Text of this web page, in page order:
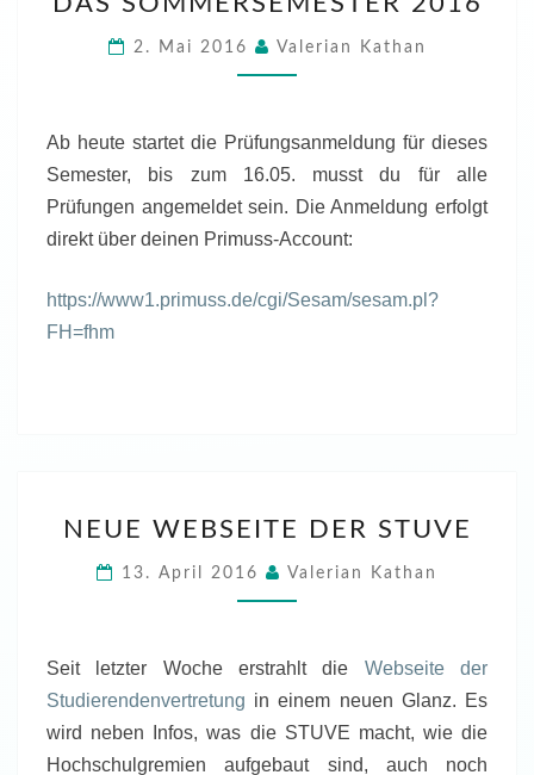
2016
2. Mai 2016 Valerian Kathan
Ab heute startet die Prüfungsanmeldung für dieses
Semester, bis zum 16.05. musst du für alle
Prüfungen angemeldet sein. Die Anmeldung erfolgt
direkt über deinen Primuss-Account:
https://www1.primuss.de/cgi/Sesam/sesam.pl?
FH=fhm
WEBSEITE
STUVE
NEUE WEBSEITE DER STUVE
13. April 2016 Valerian Kathan
Seit letzter Woche erstrahlt die Webseite der
Studierendenvertretung in einem neuen Glanz. Es
wird neben Infos, was die STUVE macht, wie die
Hochschulgremien aufgebaut sind, auch noch